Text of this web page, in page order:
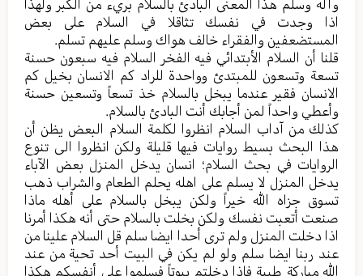
وآله وسلم هذا المعنى البادئ بالسلام بريء من الكبر ولهذا
اذا وجدت في نفسك تثاقلا في السلام على بعض
المستضعفين والفقراء خالف هواك وسلم عليهم تسلم.
قلنا أن السلام الأبتدائي فيه الفخر السلام فيه سبعون حسنة
تسعة وتسعون للمبتدئ وواحدة للراد كم الانسان بخيل كم
الانسان فقير عندما يبخل بالسلام خذ تسعاً وتسعين حسنة
وأعطي واحداً لمن أجابك أنت البادئ بالسلام.
كذلك من آداب السلام انظروا لكلمة السلام البعض يظن أن
هذا البحث بسيط روايات فيها قليلة ولكن انظروا الى تنوع
الروايات في بحث السلام؛ انسان يدخل المنزل بعض الآباء
يدخل المنزل لا يسلم على اهله يحلم الطعام والشراب ذهب
تسوق جزاه الله خيراً ولكن يبخل بالسلام على أهله ماذا
صنعت أتعبت نفسك ولكن بخلت بالسلام حتى أنه هكذا أمرنا
اذا دخلت المنزل ولم ترى أحدا ايضا سلم قل السلام علينا من
عند ربنا ايضا سلم ولو لم يكن في البيت أحد تحية من عند
الله مباركة طيبة فإذا دخلتم بيوتاً فسلموا على أنفسكم هكذا